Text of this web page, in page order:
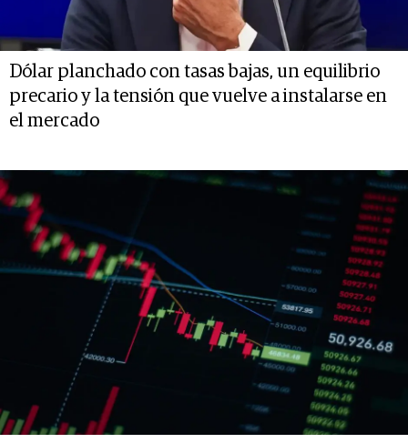
Dólar planchado con tasas bajas, un equilibrio
precario y la tensión que vuelve a instalarse en
el mercado